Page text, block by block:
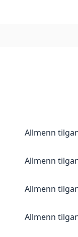
Allmenn
Allmenn
Allmenn
Allmenn